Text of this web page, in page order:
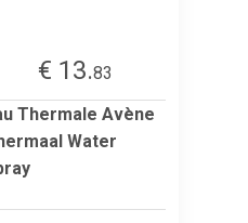
€ 13.83
Thermale Avène
Water